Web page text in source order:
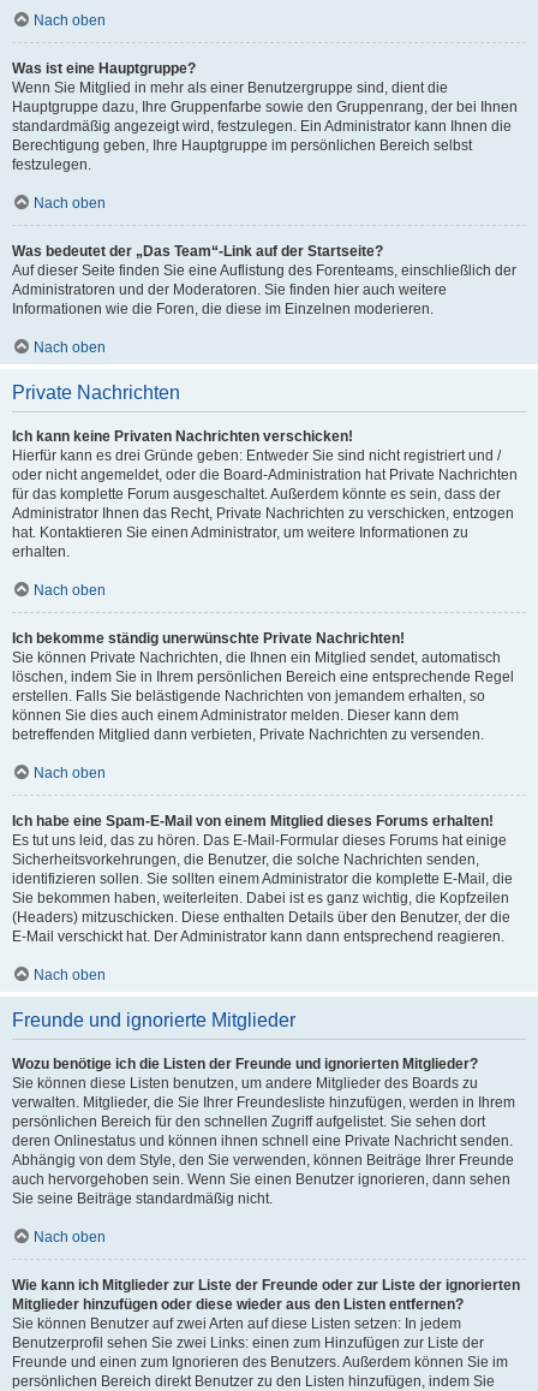
Nach oben
Was ist eine Hauptgruppe?
Wenn Sie Mitglied in mehr als einer Benutzergruppe sind, dient die
Hauptgruppe dazu, Ihre Gruppenfarbe sowie den Gruppenrang, der bei Ihnen
standardmäßig angezeigt wird, festzulegen. Ein Administrator kann Ihnen die
Berechtigung geben, Ihre Hauptgruppe im persönlichen Bereich selbst
festzulegen.
Nach oben
Was bedeutet der „Das Team“-Link auf der Startseite?
Auf dieser Seite finden Sie eine Auflistung des Forenteams, einschließlich der
Administratoren und der Moderatoren. Sie finden hier auch weitere
Informationen wie die Foren, die diese im Einzelnen moderieren.
Nach oben
Private Nachrichten
Ich kann keine Privaten Nachrichten verschicken!
Hierfür kann es drei Gründe geben: Entweder Sie sind nicht registriert und /
oder nicht angemeldet, oder die Board-Administration hat Private Nachrichten
für das komplette Forum ausgeschaltet. Außerdem könnte es sein, dass der
Administrator Ihnen das Recht, Private Nachrichten zu verschicken, entzogen
hat. Kontaktieren Sie einen Administrator, um weitere Informationen zu
erhalten.
Nach oben
Ich bekomme ständig unerwünschte Private Nachrichten!
Sie können Private Nachrichten, die Ihnen ein Mitglied sendet, automatisch
löschen, indem Sie in Ihrem persönlichen Bereich eine entsprechende Regel
erstellen. Falls Sie belästigende Nachrichten von jemandem erhalten, so
können Sie dies auch einem Administrator melden. Dieser kann dem
betreffenden Mitglied dann verbieten, Private Nachrichten zu versenden.
Nach oben
Ich habe eine Spam-E-Mail von einem Mitglied dieses Forums erhalten!
Es tut uns leid, das zu hören. Das E-Mail-Formular dieses Forums hat einige
Sicherheitsvorkehrungen, die Benutzer, die solche Nachrichten senden,
identifizieren sollen. Sie sollten einem Administrator die komplette E-Mail, die
Sie bekommen haben, weiterleiten. Dabei ist es ganz wichtig, die Kopfzeilen
(Headers) mitzuschicken. Diese enthalten Details über den Benutzer, der die
E-Mail verschickt hat. Der Administrator kann dann entsprechend reagieren.
Nach oben
Freunde und ignorierte Mitglieder
Wozu benötige ich die Listen der Freunde und ignorierten Mitglieder?
Sie können diese Listen benutzen, um andere Mitglieder des Boards zu
verwalten. Mitglieder, die Sie Ihrer Freundesliste hinzufügen, werden in Ihrem
persönlichen Bereich für den schnellen Zugriff aufgelistet. Sie sehen dort
deren Onlinestatus und können ihnen schnell eine Private Nachricht senden.
Abhängig von dem Style, den Sie verwenden, können Beiträge Ihrer Freunde
auch hervorgehoben sein. Wenn Sie einen Benutzer ignorieren, dann sehen
Sie seine Beiträge standardmäßig nicht.
Nach oben
Wie kann ich Mitglieder zur Liste der Freunde oder zur Liste der ignorierten
Mitglieder hinzufügen oder diese wieder aus den Listen entfernen?
Sie können Benutzer auf zwei Arten auf diese Listen setzen: In jedem
Benutzerprofil sehen Sie zwei Links: einen zum Hinzufügen zur Liste der
Freunde und einen zum Ignorieren des Benutzers. Außerdem können Sie im
persönlichen Bereich direkt Benutzer zu den Listen hinzufügen, indem Sie